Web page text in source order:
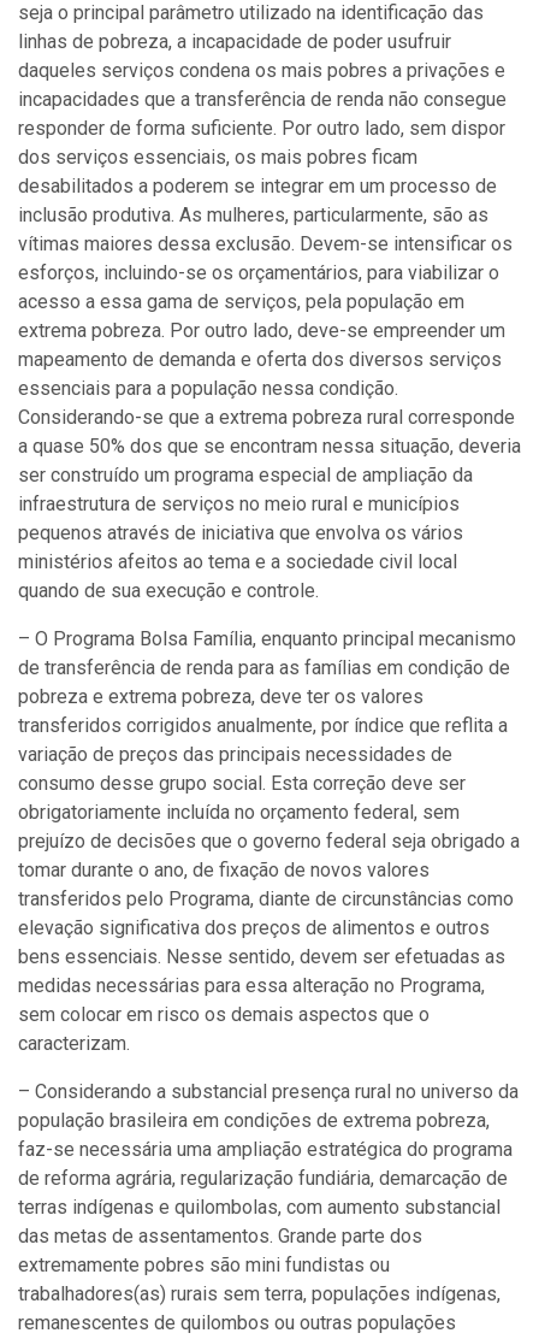
seja o principal parâmetro utilizado na identificação das
linhas de pobreza, a incapacidade de poder usufruir
daqueles serviços condena os mais pobres a privações e
incapacidades que a transferência de renda não consegue
responder de forma suficiente. Por outro lado, sem dispor
dos serviços essenciais, os mais pobres ficam
desabilitados a poderem se integrar em um processo de
inclusão produtiva. As mulheres, particularmente, são as
vítimas maiores dessa exclusão. Devem-se intensificar os
esforços, incluindo-se os orçamentários, para viabilizar o
acesso a essa gama de serviços, pela população em
extrema pobreza. Por outro lado, deve-se empreender um
mapeamento de demanda e oferta dos diversos serviços
essenciais para a população nessa condição.
Considerando-se que a extrema pobreza rural corresponde
a quase 50% dos que se encontram nessa situação, deveria
ser construído um programa especial de ampliação da
infraestrutura de serviços no meio rural e municípios
pequenos através de iniciativa que envolva os vários
ministérios afeitos ao tema e a sociedade civil local
quando de sua execução e controle.
– O Programa Bolsa Família, enquanto principal mecanismo
de transferência de renda para as famílias em condição de
pobreza e extrema pobreza, deve ter os valores
transferidos corrigidos anualmente, por índice que reflita a
variação de preços das principais necessidades de
consumo desse grupo social. Esta correção deve ser
obrigatoriamente incluída no orçamento federal, sem
prejuízo de decisões que o governo federal seja obrigado a
tomar durante o ano, de fixação de novos valores
transferidos pelo Programa, diante de circunstâncias como
elevação significativa dos preços de alimentos e outros
bens essenciais. Nesse sentido, devem ser efetuadas as
medidas necessárias para essa alteração no Programa,
sem colocar em risco os demais aspectos que o
caracterizam.
– Considerando a substancial presença rural no universo da
população brasileira em condições de extrema pobreza,
faz-se necessária uma ampliação estratégica do programa
de reforma agrária, regularização fundiária, demarcação de
terras indígenas e quilombolas, com aumento substancial
das metas de assentamentos. Grande parte dos
extremamente pobres são mini fundistas ou
trabalhadores(as) rurais sem terra, populações indígenas,
remanescentes de quilombos ou outras populações